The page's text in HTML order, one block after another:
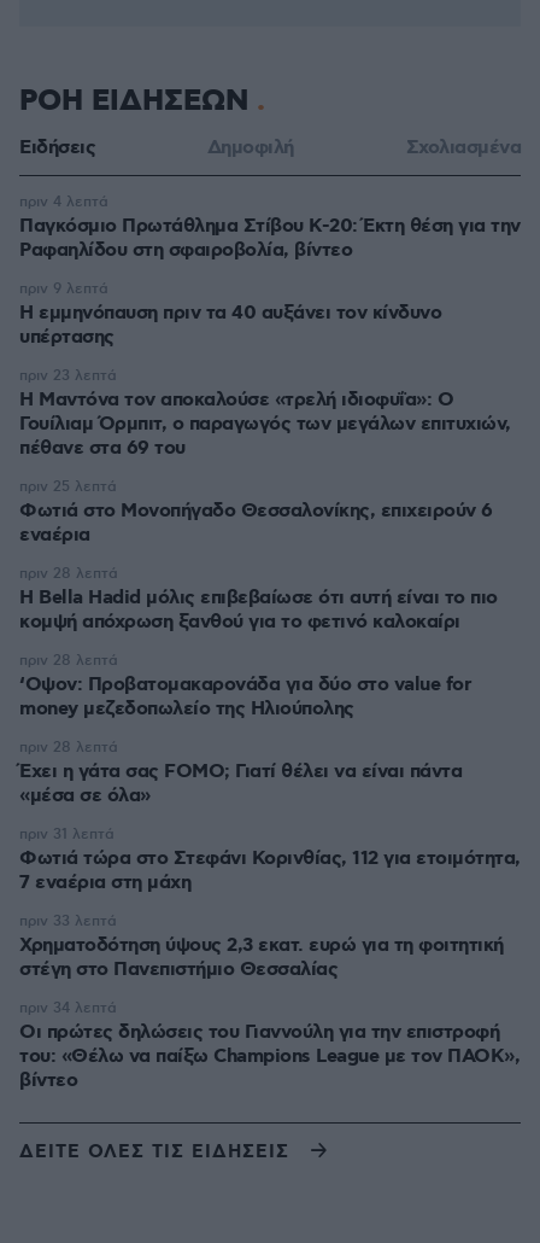
ΡΟΗ ΕΙΔΗΣΕΩΝ
Ειδήσεις Δημοφιλή Σχολιασμένα
Παγκόσμιο Πρωτάθλημα Στίβου Κ-20: Έκτη θέση για την
Ραφαηλίδου στη σφαιροβολία, βίντεο
πριν 4 λεπτά
Η εμμηνόπαυση πριν τα 40 αυξάνει τον κίνδυνο
υπέρτασης
πριν 9 λεπτά
Η Μαντόνα τον αποκαλούσε «τρελή ιδιοφυΐα»: Ο
Γουίλιαμ Όρμπιτ, ο παραγωγός των μεγάλων επιτυχιών,
πέθανε στα 69 του
πριν 23 λεπτά
Φωτιά στο Μονοπήγαδο Θεσσαλονίκης, επιχειρούν 6
εναέρια
πριν 25 λεπτά
Η Bella Hadid μόλις επιβεβαίωσε ότι αυτή είναι το πιο
κομψή απόχρωση ξανθού για το φετινό καλοκαίρι
πριν 28 λεπτά
‘Οψον: Προβατομακαρονάδα για δύο στο value for
money μεζεδοπωλείο της Ηλιούπολης
πριν 28 λεπτά
Έχει η γάτα σας FOMO; Γιατί θέλει να είναι πάντα
«μέσα σε όλα»
πριν 28 λεπτά
Φωτιά τώρα στο Στεφάνι Κορινθίας, 112 για ετοιμότητα,
7 εναέρια στη μάχη
πριν 31 λεπτά
Χρηματοδότηση ύψους 2,3 εκατ. ευρώ για τη φοιτητική
στέγη στο Πανεπιστήμιο Θεσσαλίας
πριν 33 λεπτά
Οι πρώτες δηλώσεις του Γιαννούλη για την επιστροφή
του: «Θέλω να παίξω Champions League με τον ΠΑΟΚ»,
βίντεο
πριν 34 λεπτά
ΔΕΙΤΕ ΟΛΕΣ ΤΙΣ ΕΙΔΗΣΕΙΣ